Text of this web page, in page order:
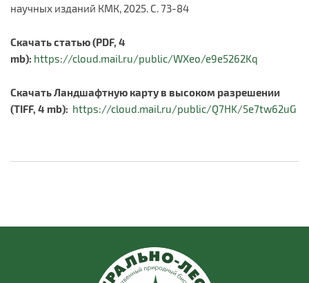
научных изданий КМК, 2025. С. 73-84
Скачать статью (PDF, 4
mb): https://cloud.mail.ru/public/WXeo/e9e5262Kq
Скачать Ландшафтную карту в высоком разрешении
(TIFF, 4 mb): https://cloud.mail.ru/public/Q7HK/5e7tw62uG